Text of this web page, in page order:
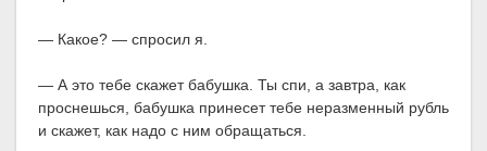
— Какое? — спросил я.
— А это тебе скажет бабушка. Ты спи, а завтра, как
проснешься, бабушка принесет тебе неразменный рубль
и скажет, как надо с ним обращаться.